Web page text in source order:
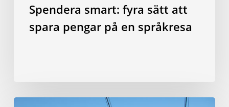
Spendera smart: fyra sätt att
spara pengar på en språkresa